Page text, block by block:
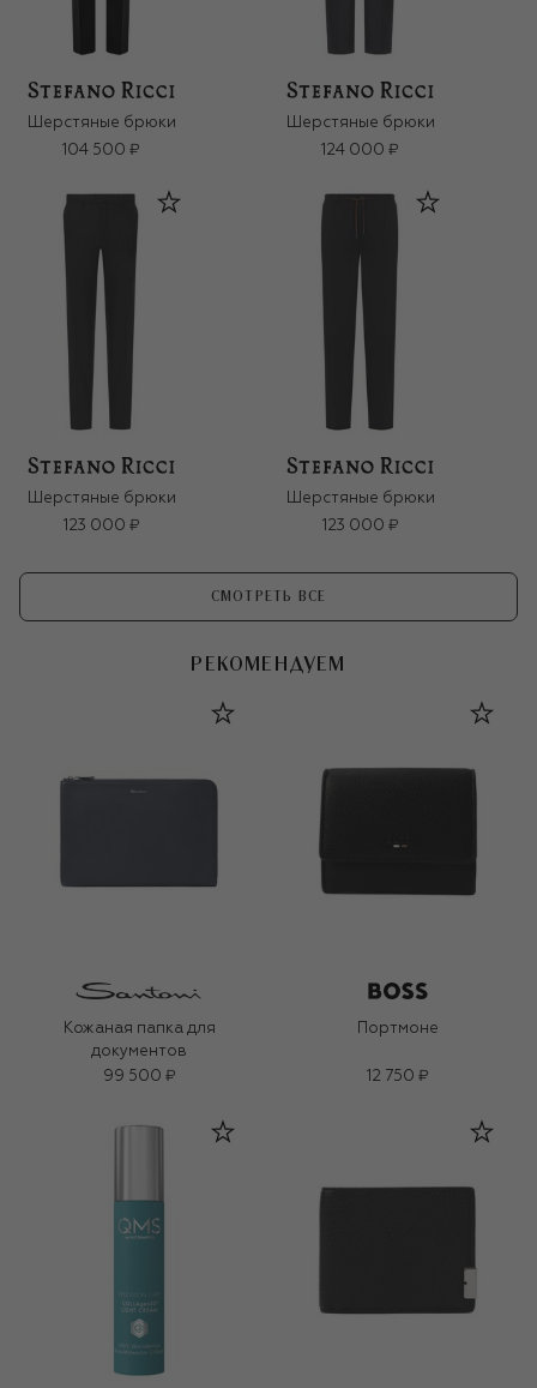
Шерстяные брюки
104 500 ₽
Шерстяные брюки
124 000 ₽
Шерстяные брюки
123 000 ₽
Шерстяные брюки
123 000 ₽
СМОТРЕТЬ ВСЕ
РЕКОМЕНДУЕМ
Кожаная папка для
документов
99 500 ₽
Портмоне
12 750 ₽